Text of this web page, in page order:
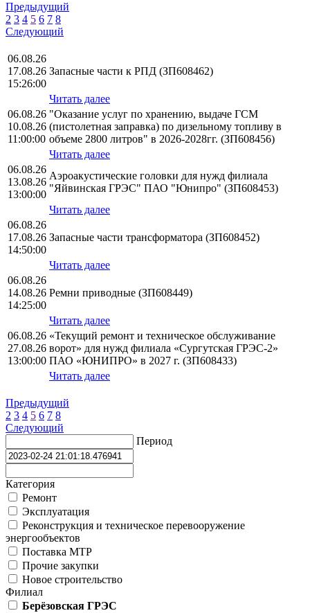
Предыдущий
2 3 4 5 6 7 8
Следующий
06.08.26
17.08.26
15:26:00
Запасные части к РПД (ЗП608462)
Читать далее
06.08.26
10.08.26
11:00:00
"Оказание услуг по хранению, выдаче ГСМ
(пистолетная заправка) по дизельному топливу в
объеме 2800 литров" в 2026-2028гг. (ЗП608456)
Читать далее
06.08.26
13.08.26
13:00:00
Аэроакустические головки для нужд филиала
"Яйвинская ГРЭС" ПАО "Юнипро" (ЗП608453)
Читать далее
06.08.26
17.08.26
14:50:00
Запасные части трансформатора (ЗП608452)
Читать далее
06.08.26
14.08.26
14:25:00
Ремни приводные (ЗП608449)
Читать далее
06.08.26
27.08.26
13:00:00
«Текущий ремонт и техническое обслуживание
ворот» для нужд филиала «Сургутская ГРЭС-2»
ПАО «ЮНИПРО» в 2027 г. (ЗП608433)
Читать далее
Предыдущий
2 3 4 5 6 7 8
Следующий
Период
Категория
Ремонт
Эксплуатация
Реконструкция и техническое перевооружение
энергообъектов
Поставка МТР
Прочие закупки
Новое строительство
Филиал
Берёзовская ГРЭС